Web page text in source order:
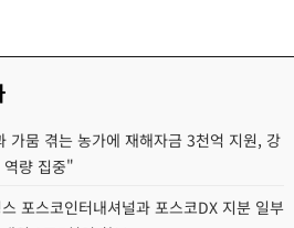
가뭄 겪는 농가에 재해자금 3천억 지원, 강
량 집중"
포스코인터내셔널과 포스코DX 지분 일부